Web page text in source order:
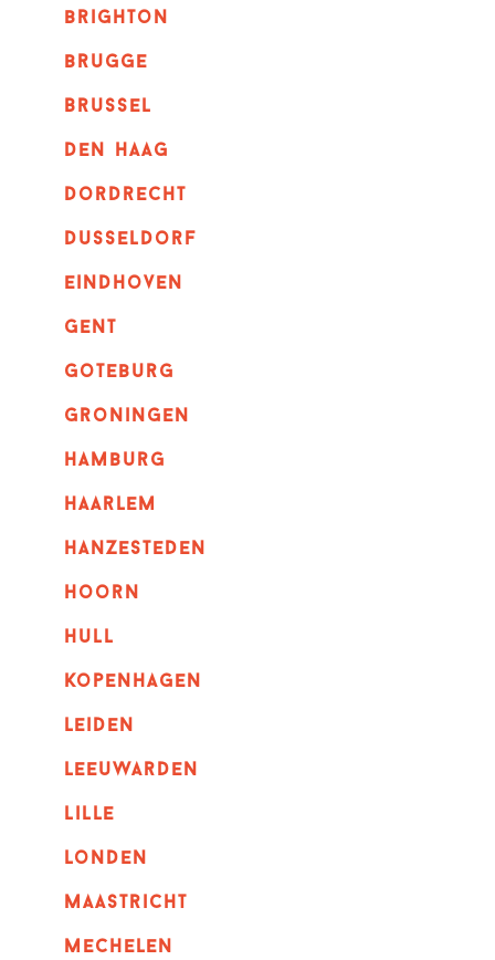
brighton
brugge
Brussel
Den haag
dordrecht
dusseldorf
eindhoven
GENT
goteburg
groningen
hamburg
haarlem
hanzesteden
hoorn
hull
kopenhagen
leiden
leeuwarden
lille
londen
maastricht
mechelen